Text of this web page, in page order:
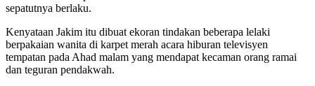
sepatutnya berlaku.
Kenyataan Jakim itu dibuat ekoran tindakan beberapa lelaki
berpakaian wanita di karpet merah acara hiburan televisyen
tempatan pada Ahad malam yang mendapat kecaman orang ramai
dan teguran pendakwah.